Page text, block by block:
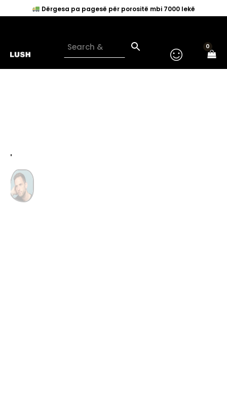
to
Dërgesa pa pagesë për porositë mbi 7000 lekë